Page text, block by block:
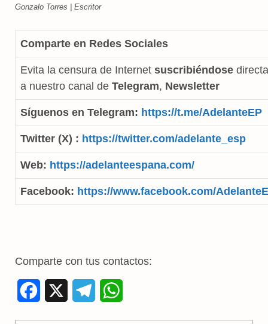
Gonzalo Torres | Escritor
Comparte en Redes Sociales
Evita la censura de Internet suscribiéndose
a nuestro canal de Telegram, Newsletter
Síguenos en Telegram: https://t.me/AdelanteEP
Twitter (X) : https://twitter.com/adelante_esp
Web: https://adelanteespana.com/
Facebook: https://www.facebook.com/
Comparte con tus contactos: